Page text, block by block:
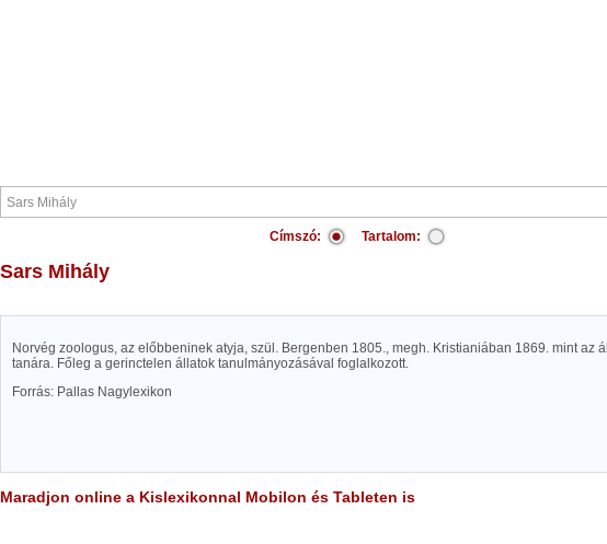
Címszó: Tartalom:
Sars Mihály
Norvég zoologus, az előbbeninek atyja, szül. Bergenben 1805., megh. Kristianiában 1869. mint az
tanára. Főleg a gerinctelen állatok tanulmányozásával foglalkozott.
Forrás: Pallas Nagylexikon
Maradjon online a Kislexikonnal Mobilon és Tableten is